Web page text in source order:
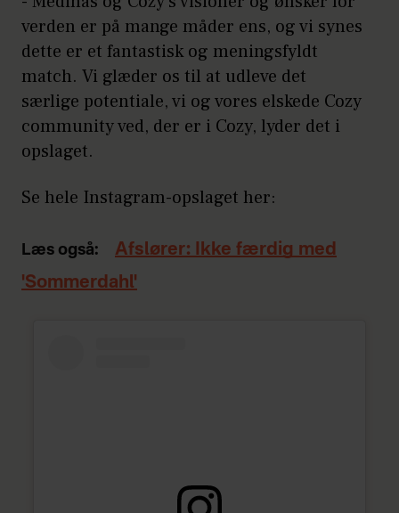
verden er på mange måder ens, og vi synes
dette er et fantastisk og meningsfyldt
match. Vi glæder os til at udleve det
særlige potentiale, vi og vores elskede Cozy
community ved, der er i Cozy, lyder det i
opslaget.
Se hele Instagram-opslaget her:
Læs også:
Afslører: Ikke færdig med
'Sommerdahl'